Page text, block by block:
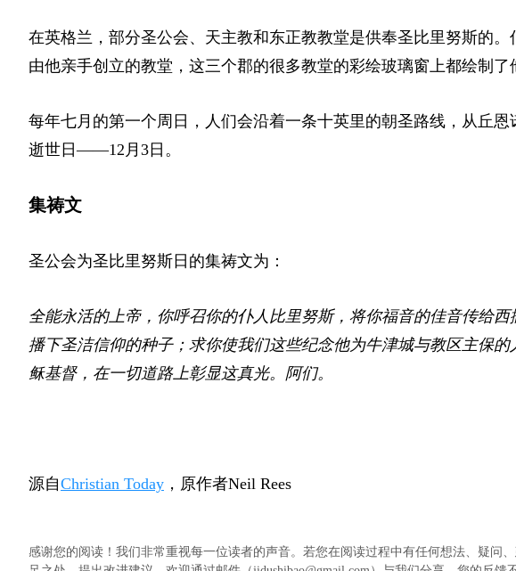
在英格兰，部分圣公会、天主教和东正教教堂是供奉圣比里努斯的
由他亲手创立的教堂，这三个郡的很多教堂的彩绘玻璃窗上都绘制了
每年七月的第一个周日，人们会沿着一条十英里的朝圣路线，从丘
逝世日——12月3日。
集祷文
圣公会为圣比里努斯日的集祷文为：
全能永活的上帝，你呼召你的仆人比里努斯，将你福音的佳音传给
播下圣洁信仰的种子；求你使我们这些纪念他为牛津城与教区主保
稣基督，在一切道路上彰显这真光。阿们。
源自Christian Today ，原作者Neil Rees
感谢您的阅读！我们非常重视每一位读者的声音。若您在阅读过程中有任何想法、疑问